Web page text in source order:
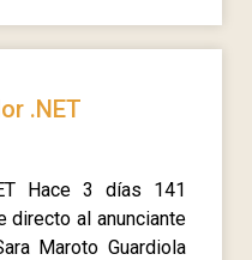
.NET
Hace 3 días 141
directo al anunciante
Maroto Guardiola